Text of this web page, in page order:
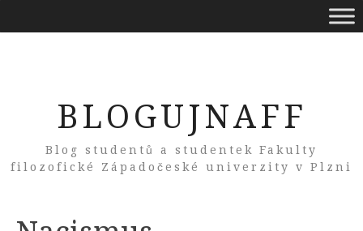
BLOGUJNAFF
Blog studentů a studentek Fakulty
filozofické Západočeské univerzity v Plzni